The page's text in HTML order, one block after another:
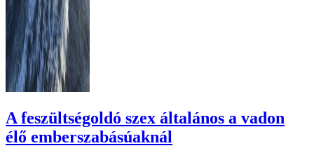
A feszültségoldó szex általános a vadon
élő emberszabásúaknál